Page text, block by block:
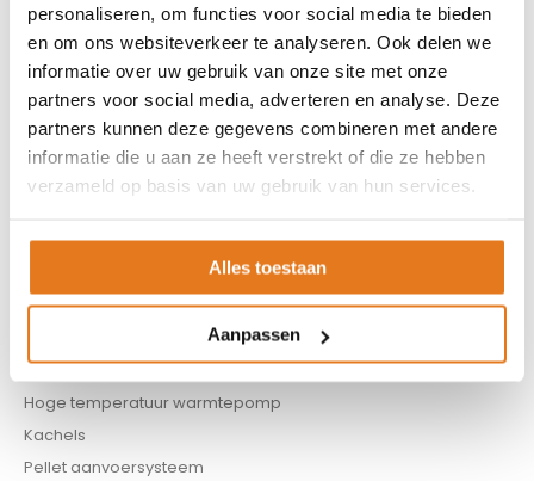
personaliseren, om functies voor social media te bieden
en om ons websiteverkeer te analyseren. Ook delen we
informatie over uw gebruik van onze site met onze
partners voor social media, adverteren en analyse. Deze
partners kunnen deze gegevens combineren met andere
informatie die u aan ze heeft verstrekt of die ze hebben
verzameld op basis van uw gebruik van hun services.
Alles toestaan
Aanpassen
Partner Locator
Contact
ASSORTIMENT
Appendages
Biomassa ketels
Buffervaten
CV haard
Infrarood panelen
Hoge temperatuur warmtepomp
Kachels
Pellet aanvoersysteem